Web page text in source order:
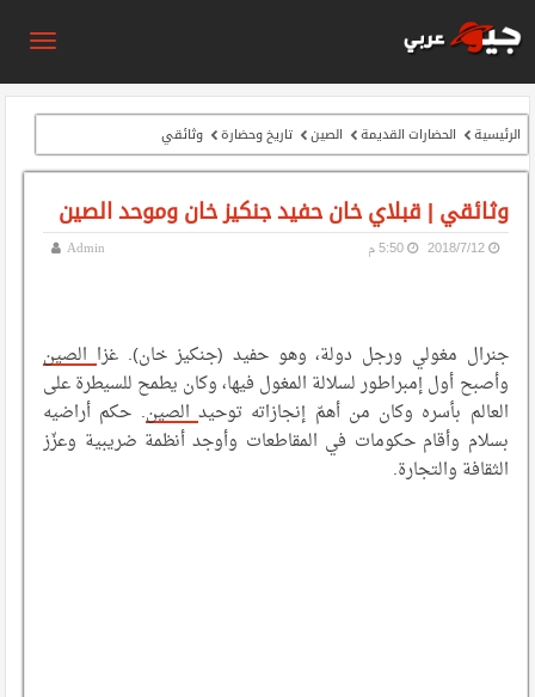
الرئيسية الحضارات القديمة الصين تاريخ وحضارة وثائقي
وثائقي | قبلاي خان حفيد جنكيز خان وموحد الصين
Admin 12‏/7‏/2018 5:50 م
جنرال مغولي ورجل دولة، وهو حفيد (جنكيز خان). غزا الصين
وأصبح أول إمبراطور لسلالة المغول فيها، وكان يطمح للسيطرة على
العالم بأسره وكان من أهمّ إنجازاته توحيدالصين . حكم أراضيه
بسلام وأقام حكومات في المقاطعات وأوجد أنظمة ضريبية وعزّز
الثقافة والتجارة.